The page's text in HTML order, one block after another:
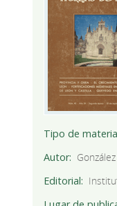
Tipo de
Autor
Editorial